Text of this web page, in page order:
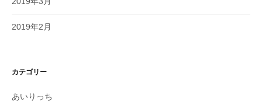
2019年2月
カテゴリー
あいりっち